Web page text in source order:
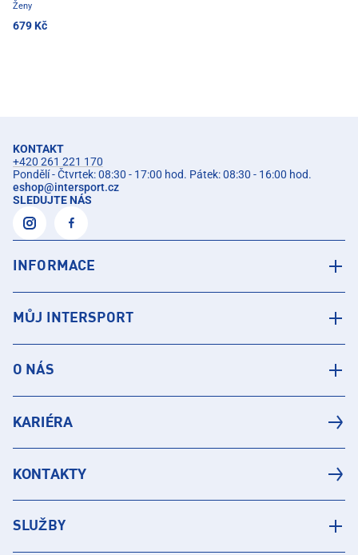
Ženy
679 Kč
KONTAKT
+420 261 221 170
Pondělí - Čtvrtek: 08:30 - 17:00 hod. Pátek: 08:30 - 16:00 hod.
eshop@intersport.cz
SLEDUJTE NÁS
INFORMACE
MŮJ INTERSPORT
O NÁS
KARIÉRA
KONTAKTY
SLUŽBY